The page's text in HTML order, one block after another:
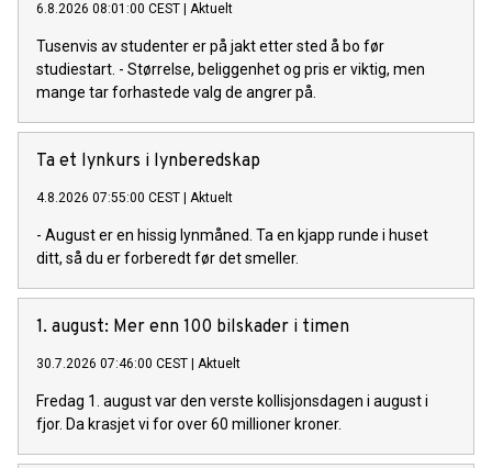
6.8.2026 08:01:00 CEST Aktuelt
Tusenvis av studenter er på jakt etter sted å bo før
studiestart. - Størrelse, beliggenhet og pris er viktig, men
mange tar forhastede valg de angrer på.
Ta et lynkurs i lynberedskap
4.8.2026 07:55:00 CEST Aktuelt
- August er en hissig lynmåned. Ta en kjapp runde i huset
ditt, så du er forberedt før det smeller.
1. august: Mer enn 100 bilskader i timen
30.7.2026 07:46:00 CEST Aktuelt
Fredag 1. august var den verste kollisjonsdagen i august i
fjor. Da krasjet vi for over 60 millioner kroner.